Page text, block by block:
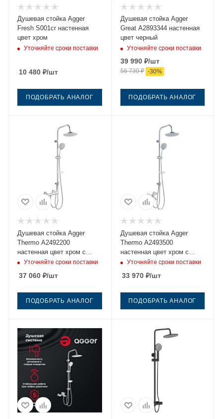
Душевая стойка Agger
Fresh S001cr настенная
цвет хром
Уточняйте сроки поставки
10 480 ₽/шт
ПОДОБРАТЬ АНАЛОГ
Душевая стойка Agger
Great A2893344 настенная
цвет черный
Уточняйте сроки поставки
39 990₽/шт
56 730₽ -30%
ПОДОБРАТЬ АНАЛОГ
Душевая стойка Agger
Thermo A2492200
настенная цвет хром с
термостатом
Уточняйте сроки поставки
37 060 ₽/шт
ПОДОБРАТЬ АНАЛОГ
Душевая стойка Agger
Thermo A2493500
настенная цвет хром с
термостатом
Уточняйте сроки поставки
33 970₽/шт
ПОДОБРАТЬ АНАЛОГ